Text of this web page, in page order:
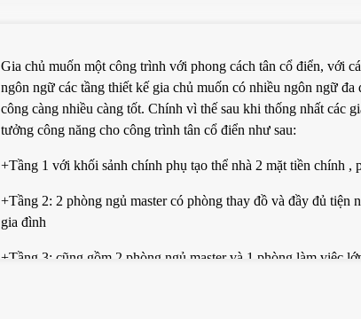
Gia chủ muốn một công trình với phong cách tân cổ điển, với
ngôn ngữ các tầng thiết kế gia chủ muốn có nhiều ngôn ngữ
công càng nhiều càng tốt. Chính vì thế sau khi thống nhất các
tưởng công năng cho công trình tân cổ điển như sau:
+Tầng 1 với khối sảnh chính phụ tạo thể nhà 2 mặt tiền chính ,
+Tầng 2: 2 phòng ngủ master có phòng thay đồ và đầy đủ tiện
gia đình
+Tầng 3: cũng gồm 2 phòng ngủ master và 1 phòng làm việc